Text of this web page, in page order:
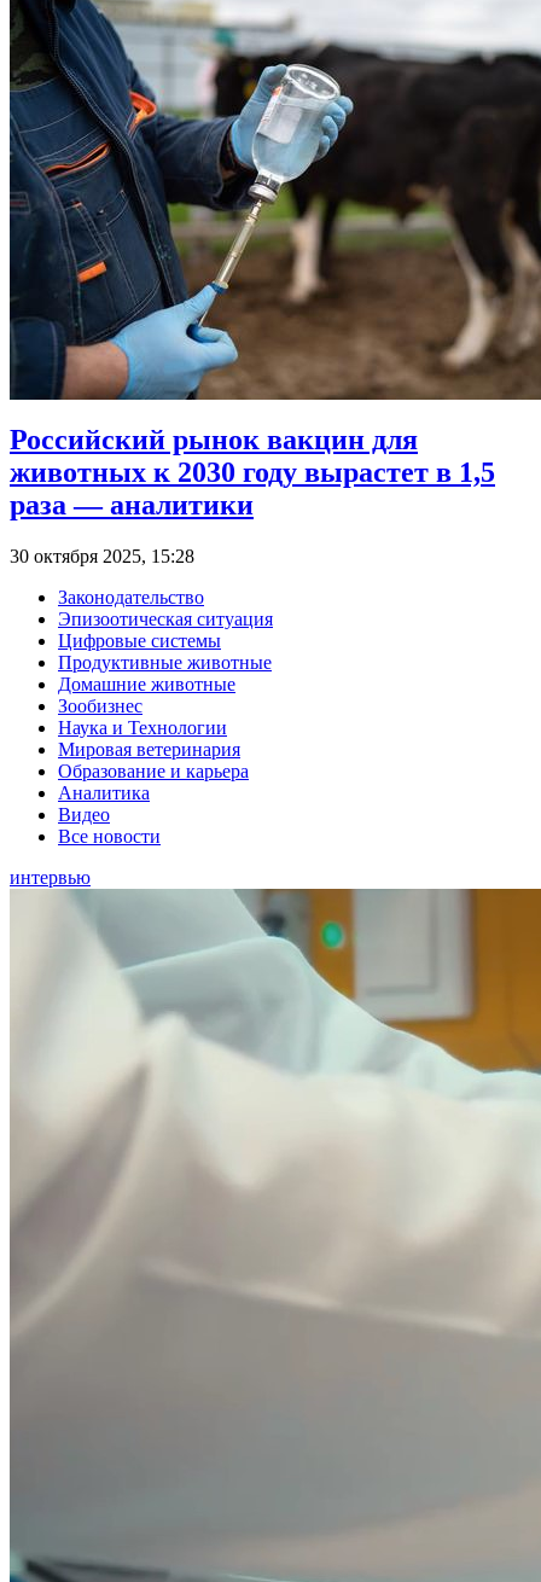
Российский рынок вакцин для
животных к 2030 году вырастет в 1,5
раза — аналитики
30 октября 2025, 15:28
Законодательство
Эпизоотическая ситуация
Цифровые системы
Продуктивные животные
Домашние животные
Зообизнес
Наука и Технологии
Мировая ветеринария
Образование и карьера
Аналитика
Видео
Все новости
интервью